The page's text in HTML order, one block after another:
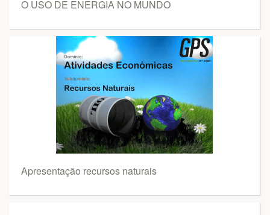
O USO DE ENERGIA NO MUNDO
Apresentação recursos naturais